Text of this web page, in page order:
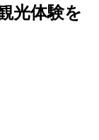
光体験を